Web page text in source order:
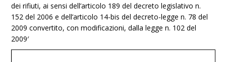
dei rifiuti, ai sensi dell’articolo 189 del decreto legislativo n.
152 del 2006 e dell’articolo 14-bis del decreto-legge n. 78 del
2009 convertito, con modificazioni, dalla legge n. 102 del
2009′